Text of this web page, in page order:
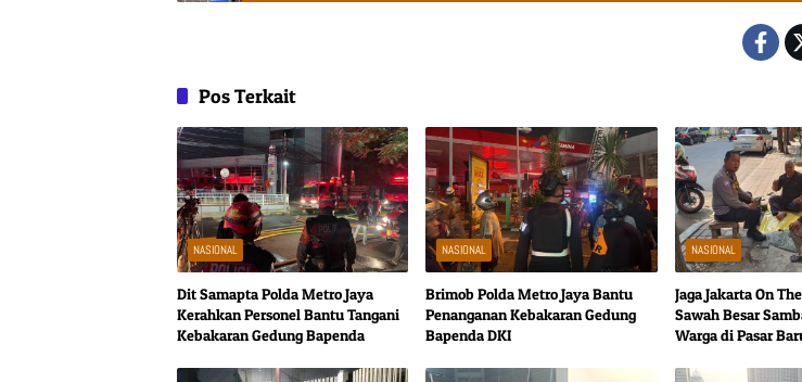
Pos Terkait
NASIONAL
Dit Samapta Polda Metro Jaya
Kerahkan Personel Bantu Tangani
Kebakaran Gedung Bapenda
NASIONAL
Brimob Polda Metro Jaya Bantu
Penanganan Kebakaran Gedung
Bapenda DKI
NASIONAL
Jaga Jakarta On
Sawah Besar
Warga di Pasar